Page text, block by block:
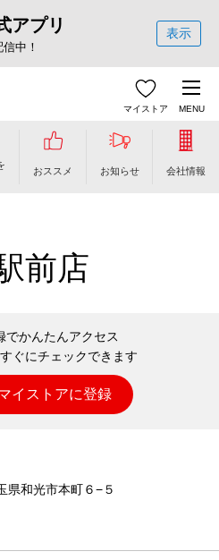
アプリ
中！
表示
マイストア MENU
おススメ お知らせ 会社情報
前店
でかんたんアクセス
ぐにチェックできます
イストアに登録
和光市本町６−５